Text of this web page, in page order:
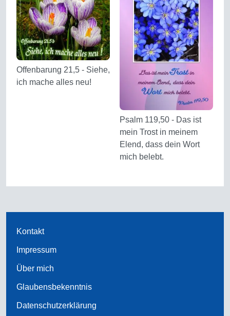
Offenbarung 21,5 - Siehe,
ich mache alles neu!
Psalm 119,50 - Das ist
mein Trost in meinem
Elend, dass dein Wort
mich belebt.
Kontakt
Impressum
Über mich
Glaubensbekenntnis
Datenschutzerklärung